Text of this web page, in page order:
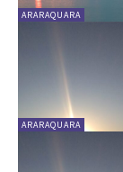
ARARAQUARA
ARARAQUARA